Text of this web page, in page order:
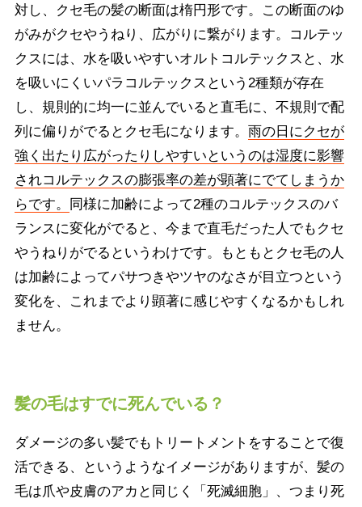
対し、クセ毛の髪の断面は楕円形です。この断面のゆ
がみがクセやうねり、広がりに繋がります。コルテッ
クスには、水を吸いやすいオルトコルテックスと、水
を吸いにくいパラコルテックスという2種類が存在
し、規則的に均一に並んでいると直毛に、不規則で配
列に偏りがでるとクセ毛になります。 雨の日にクセが
強く出たり広がったりしやすいというのは湿度に影響
されコルテックスの膨張率の差が顕著にでてしまうか
らです。
同様に加齢によって2種のコルテックスのバ
ランスに変化がでると、今まで直毛だった人でもクセ
やうねりがでるというわけです。もともとクセ毛の人
は加齢によってパサつきやツヤのなさが目立つという
変化を、これまでより顕著に感じやすくなるかもしれ
ません。
髪の毛はすでに死んでいる？
ダメージの多い髪でもトリートメントをすることで復
活できる、というようなイメージがありますが、髪の
毛は爪や皮膚のアカと同じく「死滅細胞」、つまり死